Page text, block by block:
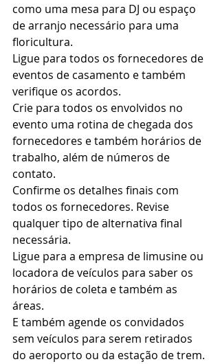
como uma mesa para DJ ou espaço
de arranjo necessário para uma
floricultura.
Ligue para todos os fornecedores de
eventos de casamento e também
verifique os acordos.
Crie para todos os envolvidos no
evento uma rotina de chegada dos
fornecedores e também horários de
trabalho, além de números de
contato.
Confirme os detalhes finais com
todos os fornecedores. Revise
qualquer tipo de alternativa final
necessária.
Ligue para a empresa de limusine ou
locadora de veículos para saber os
horários de coleta e também as
áreas.
E também agende os convidados
sem veículos para serem retirados
do aeroporto ou da estação de trem.